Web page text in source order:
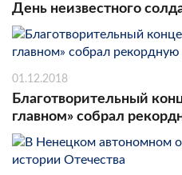
День неизвестного
01.12.2018
Благотворительный
главном» собрал